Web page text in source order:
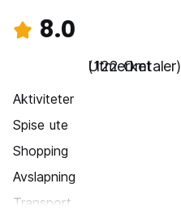
8.0
Utmerket
(122 Omtaler)
Aktiviteter
Spise ute
Shopping
Avslapning
Transport